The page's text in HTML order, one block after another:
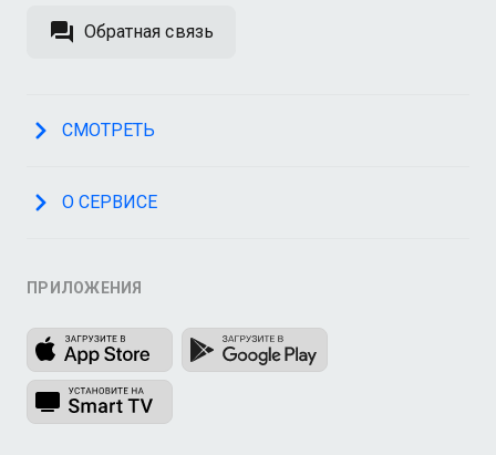
Обратная связь
СМОТРЕТЬ
О СЕРВИСЕ
ПРИЛОЖЕНИЯ